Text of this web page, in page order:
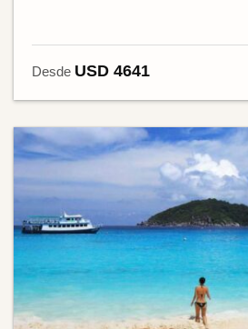
Desde USD 4641